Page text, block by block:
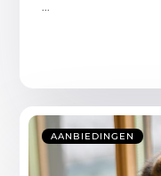
AANBIEDINGEN